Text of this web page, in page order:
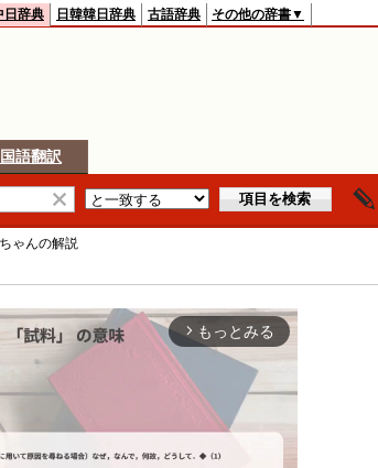
日辞典 日韓韓日辞典 古語辞典 その他の辞書▼
語翻訳
ゃんの解説
arrow_forward_ios もっとみる